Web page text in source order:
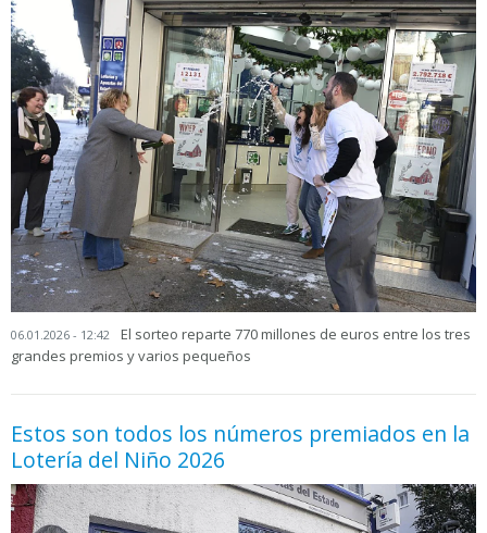
06.01.2026 - 12:42
El sorteo reparte 770 millones de euros entre los tres
grandes premios y varios pequeños
Estos son todos los números premiados en la
Lotería del Niño 2026